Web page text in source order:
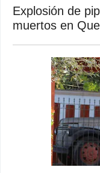
Explosión de
muertos en